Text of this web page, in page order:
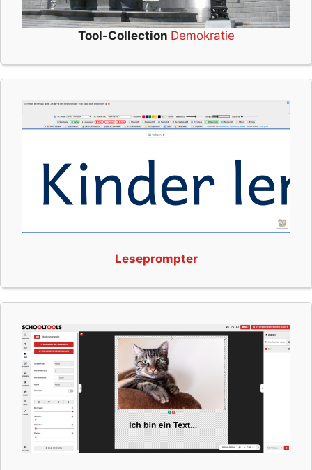
Tool-Collection Demokratie
Leseprompter